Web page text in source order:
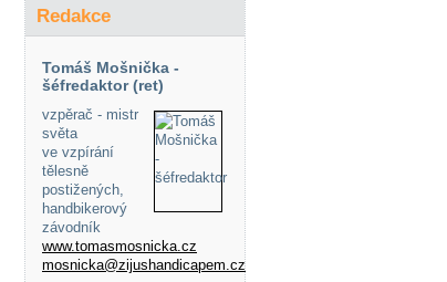
Redakce
Tomáš Mošnička -
šéfredaktor (ret)
vzpěrač - mistr
světa
ve vzpírání
tělesně
postižených,
handbikerový
závodník
www.tomasmosnicka.cz
mosnicka@zijushandicapem.cz